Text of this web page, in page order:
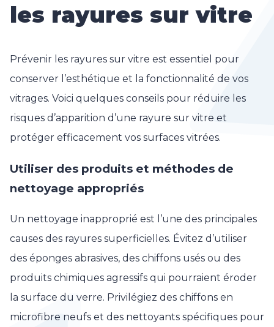
les rayures sur vitre
Prévenir les rayures sur vitre est essentiel pour
conserver l’esthétique et la fonctionnalité de vos
vitrages. Voici quelques conseils pour réduire les
risques d’apparition d’une rayure sur vitre et
protéger efficacement vos surfaces vitrées.
Utiliser des produits et méthodes de
nettoyage appropriés
Un nettoyage inapproprié est l’une des principales
causes des rayures superficielles. Évitez d’utiliser
des éponges abrasives, des chiffons usés ou des
produits chimiques agressifs qui pourraient éroder
la surface du verre. Privilégiez des chiffons en
microfibre neufs et des nettoyants spécifiques pour